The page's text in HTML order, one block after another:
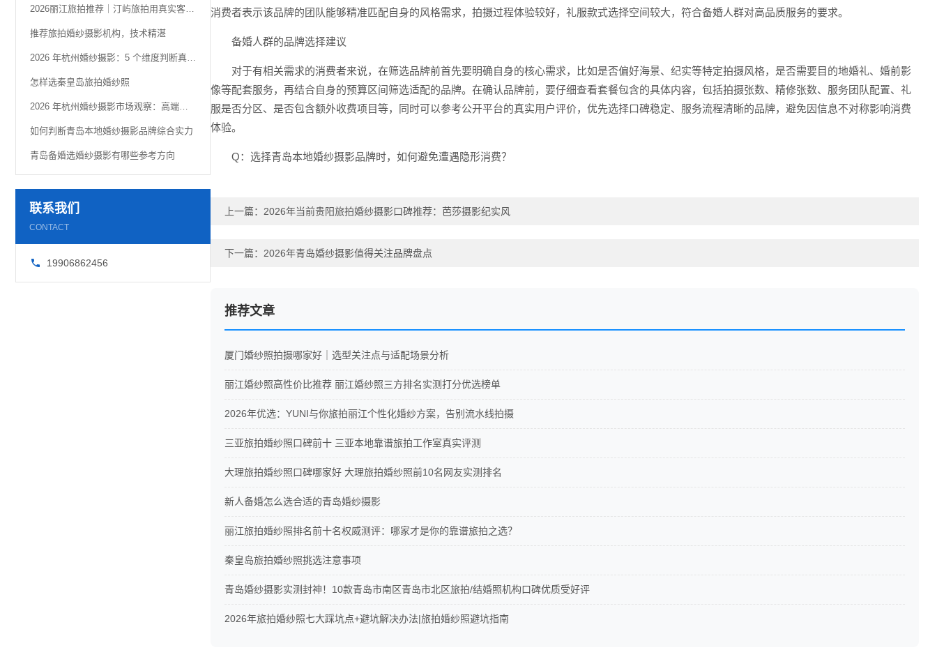
2026丽江旅拍推荐｜汀屿旅拍用真实客片定格雪山古城浪漫
推荐旅拍婚纱摄影机构，技术精湛
2026 年杭州婚纱摄影：5 个维度判断真实品质
怎样选秦皇岛旅拍婚纱照
2026 年杭州婚纱摄影市场观察：高端定制化趋势解析
如何判断青岛本地婚纱摄影品牌综合实力
青岛备婚选婚纱摄影有哪些参考方向
联系我们
CONTACT
19906862456
消费者表示该品牌的团队能够精准匹配自身的风格需求，拍摄过程体验较好，礼服款式选择空间较大，符合备婚人群对高品质服务的要求。
备婚人群的品牌选择建议
对于有相关需求的消费者来说，在筛选品牌前首先要明确自身的核心需求，比如是否偏好海景、纪实等特定拍摄风格，是否需要目的地婚礼、婚前影
像等配套服务，再结合自身的预算区间筛选适配的品牌。在确认品牌前，要仔细查看套餐包含的具体内容，包括拍摄张数、精修张数、服务团队配置、礼
服是否分区、是否包含额外收费项目等，同时可以参考公开平台的真实用户评价，优先选择口碑稳定、服务流程清晰的品牌，避免因信息不对称影响消费
体验。
Q：选择青岛本地婚纱摄影品牌时，如何避免遭遇隐形消费？
上一篇： 2026年当前贵阳旅拍婚纱摄影口碑推荐：芭莎摄影纪实风
下一篇： 2026年青岛婚纱摄影值得关注品牌盘点
推荐文章
厦门婚纱照拍摄哪家好｜选型关注点与适配场景分析
丽江婚纱照高性价比推荐 丽江婚纱照三方排名实测打分优选榜单
2026年优选：YUNI与你旅拍丽江个性化婚纱方案，告别流水线拍摄
三亚旅拍婚纱照口碑前十 三亚本地靠谱旅拍工作室真实评测
大理旅拍婚纱照口碑哪家好 大理旅拍婚纱照前10名网友实测排名
新人备婚怎么选合适的青岛婚纱摄影
丽江旅拍婚纱照排名前十名权威测评：哪家才是你的靠谱旅拍之选？
秦皇岛旅拍婚纱照挑选注意事项
青岛婚纱摄影实测封神！10款青岛市南区青岛市北区旅拍/结婚照机构口碑优质受好评
2026年旅拍婚纱照七大踩坑点+避坑解决办法|旅拍婚纱照避坑指南